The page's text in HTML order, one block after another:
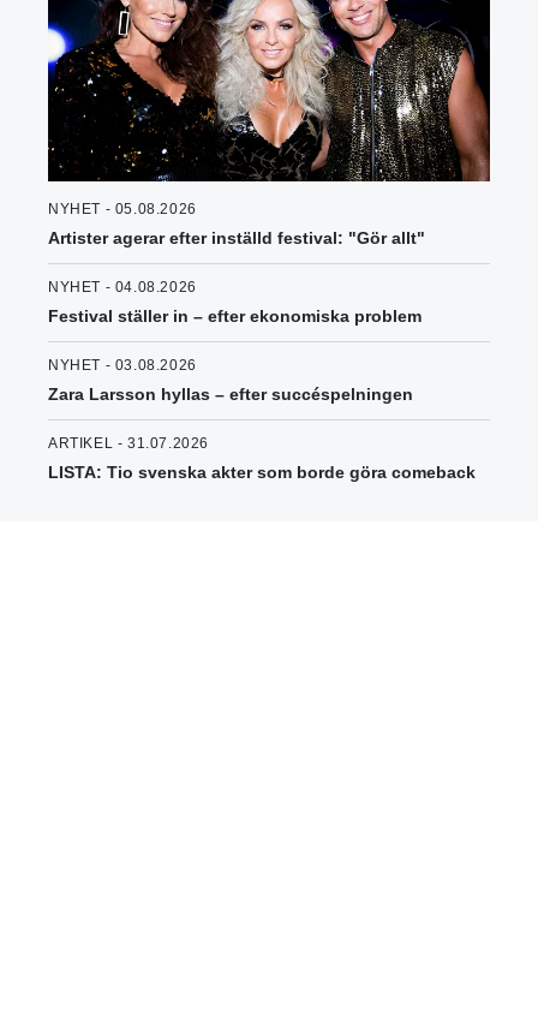
NYHET - 05.08.2026
Artister agerar efter inställd festival: "Gör allt"
NYHET - 04.08.2026
Festival ställer in – efter ekonomiska problem
NYHET - 03.08.2026
Zara Larsson hyllas – efter succéspelningen
ARTIKEL - 31.07.2026
LISTA: Tio svenska akter som borde göra comeback